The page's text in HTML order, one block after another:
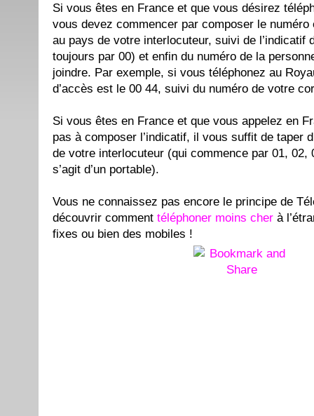
Si vous êtes en France et que vous désirez
vous devez commencer par composer le numéro
au pays de votre interlocuteur, suivi de l’indicatif
toujours par 00) et enfin du numéro de la
joindre. Par exemple, si vous téléphonez au
d’accès est le 00 44, suivi du numéro de votre
Si vous êtes en France et que vous appelez en
pas à composer l’indicatif, il vous suffit de taper
de votre interlocuteur (qui commence par 01, 02,
s’agit d’un portable).
Vous ne connaissez pas encore le principe de
découvrir comment téléphoner moins cher à
fixes ou bien des mobiles !